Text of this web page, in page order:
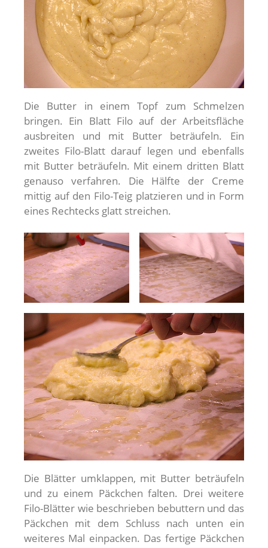
Die Butter in einem Topf zum Schmelzen
bringen. Ein Blatt Filo auf der Arbeitsfläche
ausbreiten und mit Butter beträufeln. Ein
zweites Filo-Blatt darauf legen und ebenfalls
mit Butter beträufeln. Mit einem dritten Blatt
genauso verfahren. Die Hälfte der Creme
mittig auf den Filo-Teig platzieren und in Form
eines Rechtecks glatt streichen.
Die Blätter umklappen, mit Butter beträufeln
und zu einem Päckchen falten. Drei weitere
Filo-Blätter wie beschrieben bebuttern und das
Päckchen mit dem Schluss nach unten ein
weiteres Mal einpacken. Das fertige Päckchen